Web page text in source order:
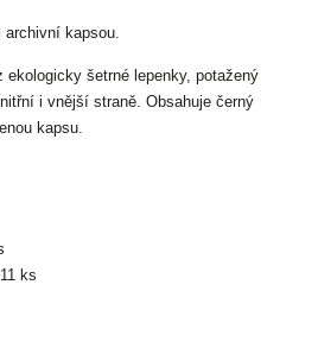
kapsou.
ekologicky šetrné lepenky, potažený
i vnější straně. Obsahuje černý
kapsu.
ks